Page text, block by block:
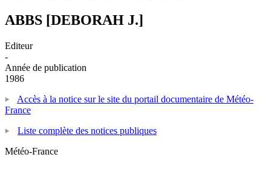
ABBS [DEBORAH J.]
Editeur
-
Année de publication
1986
Accès à la notice sur le site du portail documentaire de Météo-
France
Liste complète des notices publiques
Météo-France